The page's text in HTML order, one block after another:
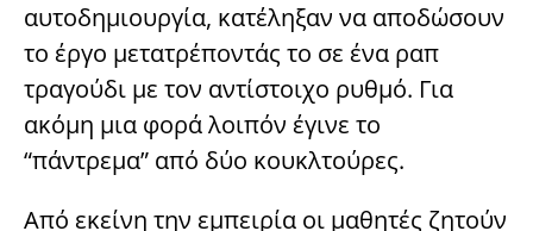
αυτοδημιουργία, κατέληξαν να αποδώσουν
το έργο μετατρέποντάς το σε ένα ραπ
τραγούδι με τον αντίστοιχο ρυθμό. Για
ακόμη μια φορά λοιπόν έγινε το
“πάντρεμα” από δύο κουκλτούρες.
Από εκείνη την εμπειρία οι μαθητές ζητούν